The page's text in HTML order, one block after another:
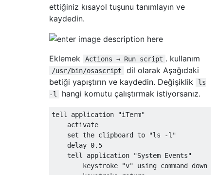
ettiğiniz kısayol tuşunu tanımlayın ve
kaydedin.
Eklemek Actions → Run script . kullanım
/usr/bin/osascript
dil olarak Aşağıdaki
betiği yapıştırın ve kaydedin. Değişiklik
ls
-l
hangi komutu çalıştırmak istiyorsanız.
tell application "iTerm"
    activate
    set the clipboard to "ls -l"
    delay 0.5
    tell application "System Events"
        keystroke "v" using command down